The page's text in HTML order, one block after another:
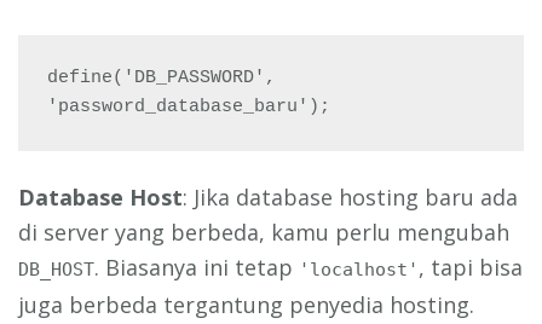
define('DB_PASSWORD',
'password_database_baru');
Database Host: Jika database hosting baru ada
di server yang berbeda, kamu perlu mengubah
DB_HOST. Biasanya ini tetap 'localhost' , tapi bisa
juga berbeda tergantung penyedia hosting.